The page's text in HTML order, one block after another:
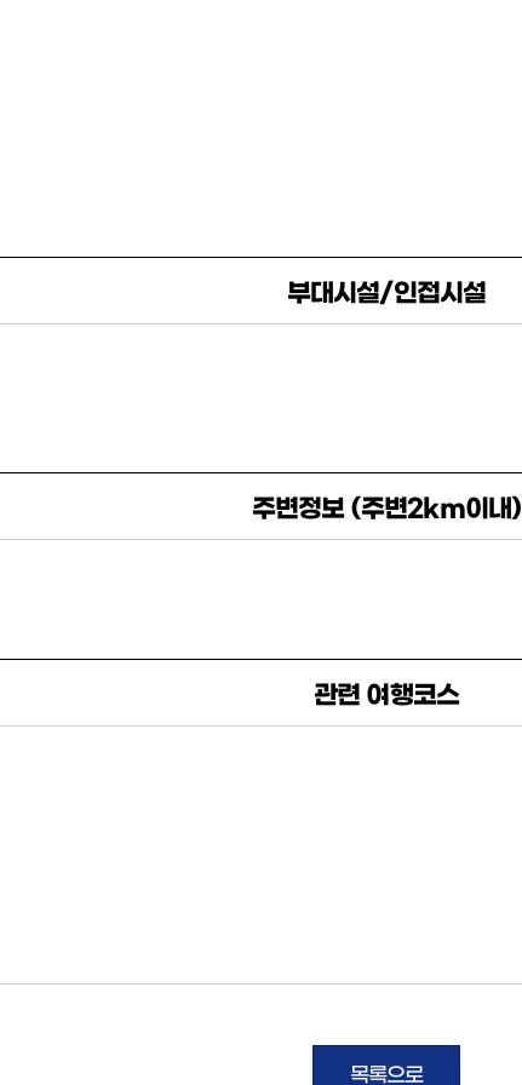
부대시설/인접시설
주변정보 (주변2km이내)
관련 여행코스
목록으로